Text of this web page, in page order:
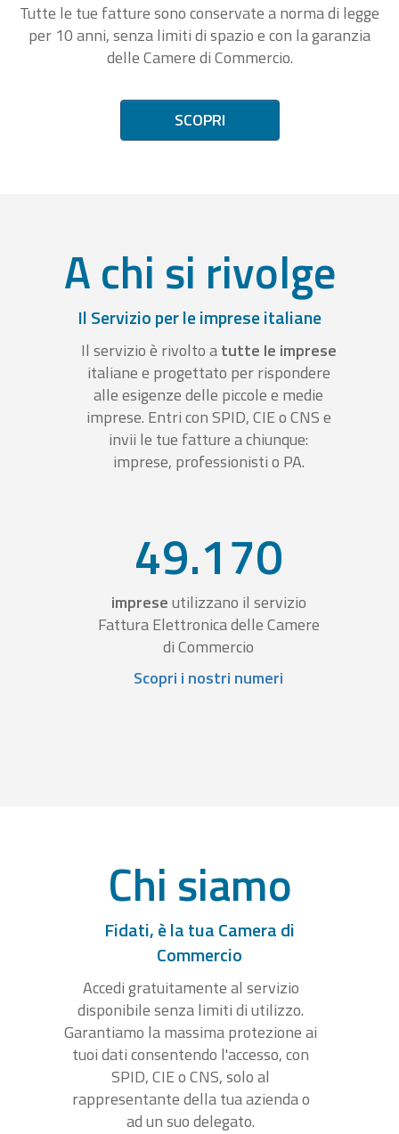
Tutte le tue fatture sono conservate a norma di legge
per 10 anni, senza limiti di spazio e con la garanzia
delle Camere di Commercio.
SCOPRI
A chi si rivolge
Il Servizio per le imprese italiane
Il servizio è rivolto atutte le imprese
italiane e progettato per rispondere
alle esigenze delle piccole e medie
imprese. Entri con SPID, CIE o CNS e
invii le tue fatture a chiunque:
imprese, professionisti o PA.
49.170
impreseutilizzano il servizio
Fattura Elettronica delle Camere
di Commercio
Scopri i nostri numeri
Chi siamo
Fidati, è la tua Camera di
Commercio
Accedi gratuitamente al servizio
disponibile senza limiti di utilizzo.
Garantiamo la massima protezione ai
tuoi dati consentendo l'accesso, con
SPID, CIE o CNS, solo al
rappresentante della tua azienda o
ad un suo delegato.